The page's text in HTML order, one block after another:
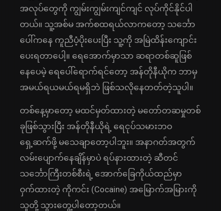
အလုပ်တွေကို ကျွမ်းကျွမ်းကျင်ကျင် လုပ်ကိုင်နိုင်ပါ
တယ်။ သူ့အစ်မ အက်စထရယ်လာကတော့ သင်္ဘော
ပေါ်ကနေ ကူညီပံ့ပိုးပေးပြီး သူ့ကို အမြဲထိန်းကျောင်း
ပေးရတာပေါ့။ ရေအောက်မှာသာ ဆရာတစ်ဆူဖြစ်
နေပေမဲ့ ရေပေါ်ရောက်ရင်တော့ အန်တိုနီယိုက ဘာမှ
အမယ်ရယမယ်ရမရှိဘဲ ဖြစ်သလိုနေတတ်တဲ့သူပါ။
တစ်နေ့မှာတော့ မထင်မှတ်ထားတဲ့ မတော်တဆမှုတစ်
ခုဖြစ်သွားပြီး အန်တိုနီယိုရဲ့ ရေငုပ်သမားဘဝ
ရှေ့ဆက်ဖို့ မသေချာတော့ပါဘူး။ အနာဂတ်အတွက်
လမ်းပျောက်နေချိန်မှာပဲ ရပ်နားထားတဲ့ ဆီတင်
သင်္ဘောကြီးတစ်စီးရဲ့ အောက်ခြေကိုယ်ထည်မှာ
ဝှက်ထားတဲ့ ကိုကင်း (Cocaine) အမြောက်အမြားကို
သူတို့ သွားတွေ့ပါတော့တယ်။